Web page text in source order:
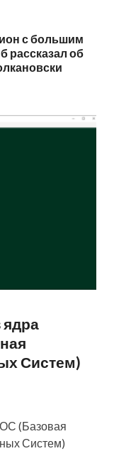
с большим
рассказал об
Систем)
(Базовая
Систем)